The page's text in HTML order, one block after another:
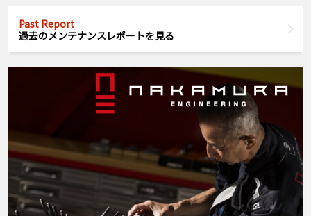
Past Report
過去のメンテナンスレポートを見る